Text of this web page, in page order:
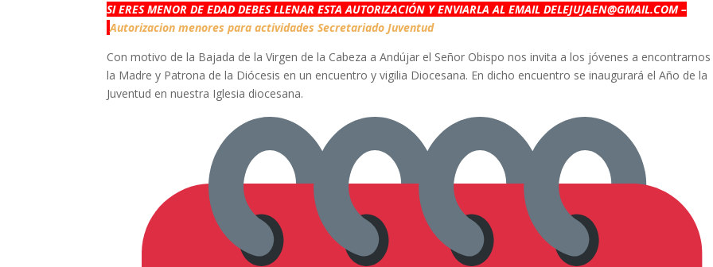
SI ERES MENOR DE EDAD DEBES LLENAR ESTA AUTORIZACIÓN Y ENVIARLA AL EMAIL DELEJUJAEN@GMAIL.COM –
Autorizacion menores para actividades Secretariado Juventud
Con motivo de la Bajada de la Virgen de la Cabeza a Andújar el Señor Obispo nos invita a los jóvenes a
la Madre y Patrona de la Diócesis en un encuentro y vigilia Diocesana. En dicho encuentro se inaugurará el Año de la
Juventud en nuestra Iglesia diocesana.